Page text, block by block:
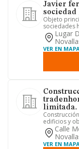
Javier
Objeto
sociedades
además,
Lugar
VER EN
limitada.
edificios y
Calle
VER EN